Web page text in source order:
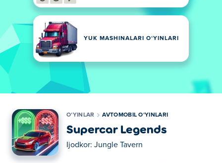
YUK MASHINALARI OʻYINLARI
OʻYINLAR AVTOMOBIL OʻYINLARI
Supercar Legends
Ijodkor: Jungle Tavern